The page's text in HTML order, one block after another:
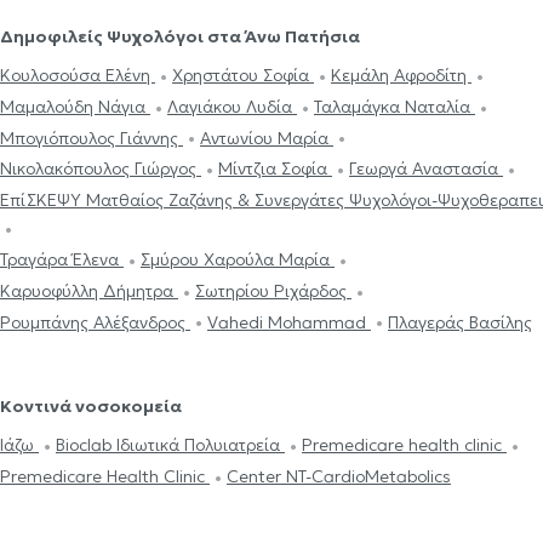
Δημοφιλείς Ψυχολόγοι στα Άνω Πατήσια
Κουλοσούσα Ελένη
Χρηστάτου Σοφία
Κεμάλη Αφροδίτη
Μαμαλούδη Νάγια
Λαγιάκου Λυδία
Ταλαμάγκα Ναταλία
Μπογιόπουλος Γιάννης
Αντωνίου Μαρία
Νικολακόπουλος Γιώργος
Μίντζια Σοφία
Γεωργά Αναστασία
ΕπίΣΚΕΨΥ Ματθαίος Ζαζάνης & Συνεργάτες Ψυχολόγοι-
Τραγάρα Έλενα
Σμύρου Χαρούλα Μαρία
Καρυοφύλλη Δήμητρα
Σωτηρίου Ριχάρδος
Ρουμπάνης Αλέξανδρος
Vahedi Mohammad Πλαγεράς Βασίλης
Κοντινά νοσοκομεία
Ιάζω
Bioclab Ιδιωτικά Πολυιατρεία
Premedicare health clinic
Premedicare Health Clinic
Center NT-CardioMetabolics